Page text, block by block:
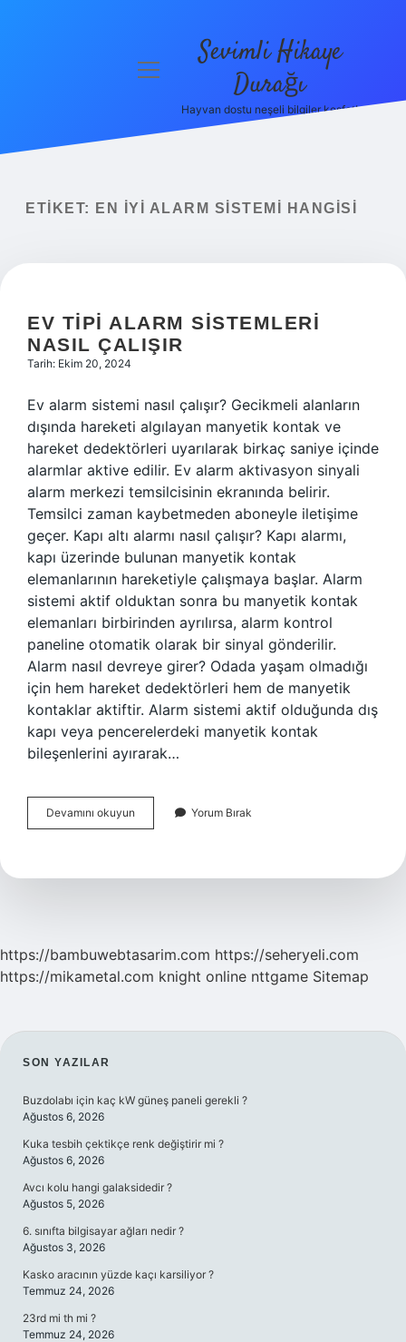
menüyü
Sevimli Hikaye
Durağı
Hayvan dostu neşeli bilgiler keşfet!
ETIKET: EN IYI ALARM SISTEMI HANGISI
EV TIPI ALARM SISTEMLERI
NASIL ÇALIŞIR
Tarih: Ekim 20, 2024
Ev alarm sistemi nasıl çalışır? Gecikmeli alanların
dışında hareketi algılayan manyetik kontak ve
hareket dedektörleri uyarılarak birkaç saniye içinde
alarmlar aktive edilir. Ev alarm aktivasyon sinyali
alarm merkezi temsilcisinin ekranında belirir.
Temsilci zaman kaybetmeden aboneyle iletişime
geçer. Kapı altı alarmı nasıl çalışır? Kapı alarmı,
kapı üzerinde bulunan manyetik kontak
elemanlarının hareketiyle çalışmaya başlar. Alarm
sistemi aktif olduktan sonra bu manyetik kontak
elemanları birbirinden ayrılırsa, alarm kontrol
paneline otomatik olarak bir sinyal gönderilir.
Alarm nasıl devreye girer? Odada yaşam olmadığı
için hem hareket dedektörleri hem de manyetik
kontaklar aktiftir. Alarm sistemi aktif olduğunda dış
kapı veya pencerelerdeki manyetik kontak
bileşenlerini ayırarak…
Devamını okuyun
Tipi
Nasıl
Yorum Bırak
https://bambuwebtasarim.com https://seheryeli.com
https://mikametal.com knight online nttgame Sitemap
SIDEBAR
SON YAZILAR
Buzdolabı için kaç kW güneş paneli gerekli ?
Ağustos 6, 2026
Kuka tesbih çektikçe renk değiştirir mi ?
Ağustos 6, 2026
Avcı kolu hangi galaksidedir ?
Ağustos 5, 2026
6. sınıfta bilgisayar ağları nedir ?
Ağustos 3, 2026
Kasko aracının yüzde kaçı karsiliyor ?
Temmuz 24, 2026
23rd mi th mi ?
Temmuz 24, 2026